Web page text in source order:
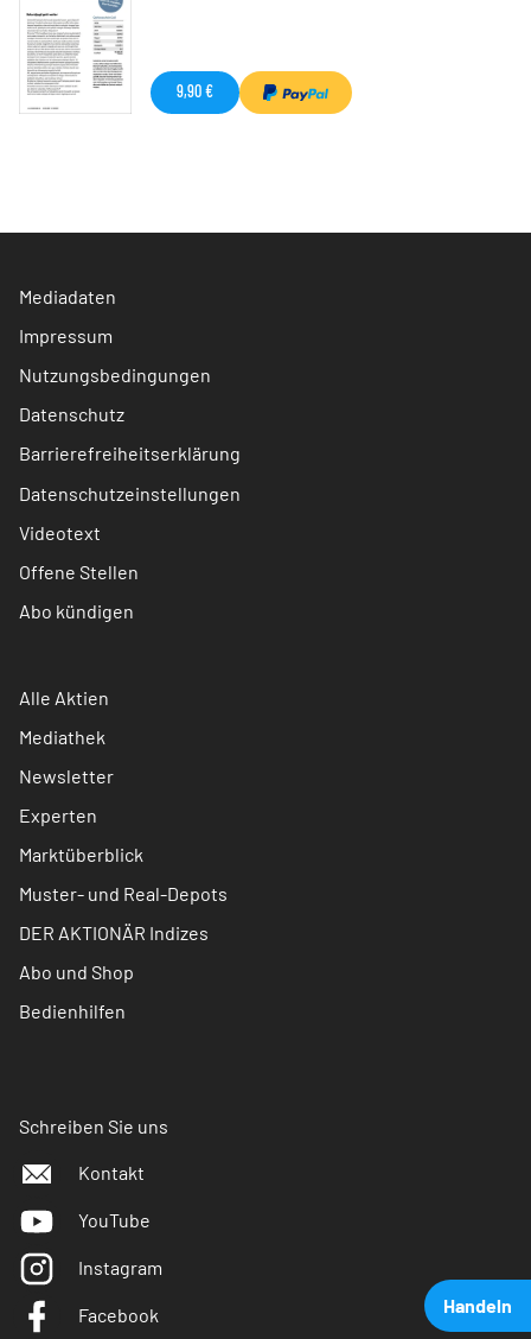
Handeln
9,90 €
Mediadaten
Impressum
Nutzungsbedingungen
Datenschutz
Barrierefreiheitserklärung
Datenschutzeinstellungen
Videotext
Offene Stellen
Abo kündigen
Alle Aktien
Mediathek
Newsletter
Experten
Marktüberblick
Muster- und Real-Depots
DER AKTIONÄR Indizes
Abo und Shop
Bedienhilfen
Schreiben Sie uns
Kontakt
YouTube
Instagram
Facebook